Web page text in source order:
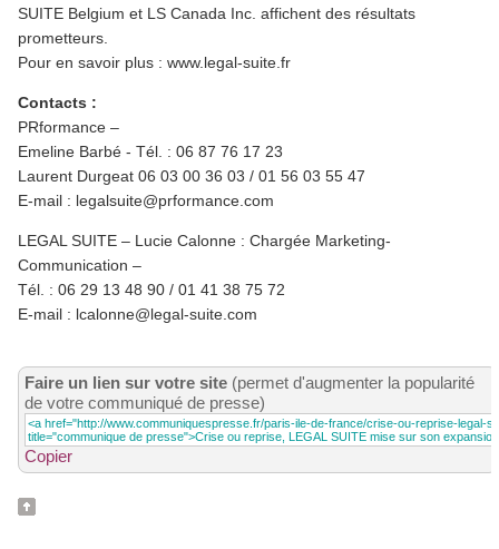
SUITE Belgium et LS Canada Inc. affichent des résultats
prometteurs.
Pour en savoir plus : www.legal-suite.fr
Contacts :
PRformance –
Emeline Barbé - Tél. : 06 87 76 17 23
Laurent Durgeat 06 03 00 36 03 / 01 56 03 55 47
E-mail : legalsuite@prformance.com
LEGAL SUITE – Lucie Calonne : Chargée Marketing-
Communication –
Tél. : 06 29 13 48 90 / 01 41 38 75 72
E-mail : lcalonne@legal-suite.com
Faire un lien sur votre site (permet d'augmenter la popularité
de votre communiqué de presse)
Copier